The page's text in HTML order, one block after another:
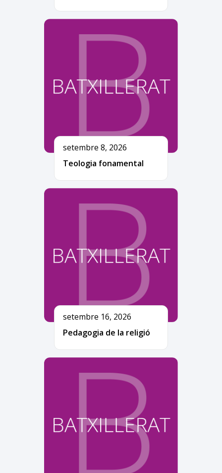
setembre 8, 2026
Teologia fonamental
setembre 16, 2026
Pedagogia de la religió